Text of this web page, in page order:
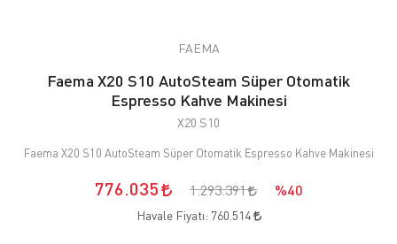
FAEMA
Faema X20 S10 AutoSteam Süper Otomatik
Espresso Kahve Makinesi
X20 S10
Faema X20 S10 AutoSteam Süper Otomatik Espresso Kahve Makinesi
776.035 1.293.391 %40
Havale Fiyatı: 760.514